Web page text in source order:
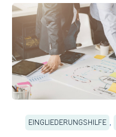
EINGLIEDERUNGSHILFE ,